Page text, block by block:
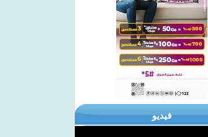
فيديو